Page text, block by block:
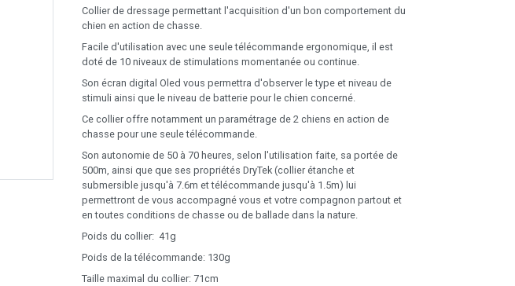
Collier de dressage permettant l'acquisition d'un bon comportement du
chien en action de chasse.
Facile d'utilisation avec une seule télécommande ergonomique, il est
doté de 10 niveaux de stimulations momentanée ou continue.
Son écran digital Oled vous permettra d'observer le type et niveau de
stimuli ainsi que le niveau de batterie pour le chien concerné.
Ce collier offre notamment un paramétrage de 2 chiens en action de
chasse pour une seule télécommande.
Son autonomie de 50 à 70 heures, selon l'utilisation faite, sa portée de
500m, ainsi que que ses propriétés DryTek (collier étanche et
submersible jusqu'à 7.6m et télécommande jusqu'à 1.5m) lui
permettront de vous accompagné vous et votre compagnon partout et
en toutes conditions de chasse ou de ballade dans la nature.
Poids du collier: 41g
Poids de la télécommande: 130g
Taille maximal du collier: 71cm